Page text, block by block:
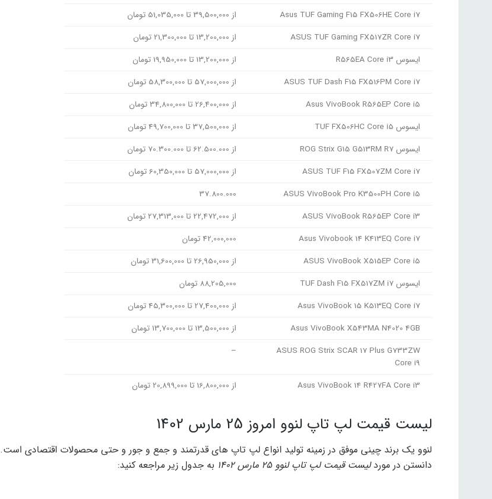
Asus TUF Gaming F15 FX506HE Core i7
از 39,500,000 تا 51,035,000 تومان
ASUS TUF Gaming FX517ZR Core i7
از 13,200,000 تا 21,300,000 تومان
ایسوس R565EA Core i3
از 13,200,000 تا 19,950,000 تومان
ASUS TUF Dash F15 FX516PM Core i7
از 57,000,000 تا 58,300,000 تومان
Asus VivoBook R565EP Core i5
از 26,400,000 تا 34,800,000 تومان
ایسوس TUF FX506HC Core i5
از 37,500,000 تا 49,700,000 تومان
ایسوس ROG Strix G15 G513RM R7
از 62.500.000 تا 70.300.000 تومان
ASUS TUF F15 FX507ZM Core i7
از 57,000,000 تا 60,350,000 تومان
ASUS VivoBook Pro K3500PH Core i5
37.800.000
ASUS VivoBook R565EP Core i3
از 22,472,000 تا 27,313,000 تومان
Asus Vivobook 14 K413EQ Core i7
42,000,000 تومان
ASUS VivoBook X515EP Core i5
از 26,950,000 تا 31,600,000 تومان
ایسوس TUF Dash F15 FX517ZM i7
88,205,000 تومان
Asus VivoBook 15 K513EQ Core i7
از 27,400,000 تا 45,300,000 تومان
Asus VivoBook X543MA N4020 4GB
از 13,500,000 تا 13,700,000 تومان
ASUS ROG Strix SCAR 17 Plus G733ZW
Core i9
–
Asus VivoBook 14 R427FA Core i3 از 16,800,000 تا 20,899,000 تومان
لیست قیمت لپ تاپ لنوو امروز 25 مارس 1402
لنوو یک برند چینی موفق در زمینه تولید انواع لپ تاپ های قدرتمند و جمع و جور و حتی محصولات اقتصادی است.
دانستن در موردلیست قیمت لپ تاپ لنوو 25 مارس 1402 به جدول زیر مراجعه کنید: